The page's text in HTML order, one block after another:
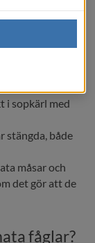
att göra det
inte mat
i sopkärl med
stängda, både
måsar och
det gör att de
fåglar?